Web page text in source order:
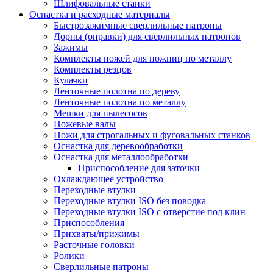
Шлифовальные станки
Оснастка и расходные материалы
Быстрозажимные сверлильные патроны
Дорны (оправки) для сверлильных патронов
Зажимы
Комплекты ножей для ножниц по металлу
Комплекты резцов
Кулачки
Ленточные полотна по дереву
Ленточные полотна по металлу
Мешки для пылесосов
Ножевые валы
Ножи для строгальных и фуговальных станков
Оснастка для деревообработки
Оснастка для металлообработки
Приспособление для заточки
Охлаждающее устройство
Переходные втулки
Переходные втулки ISO без поводка
Переходные втулки ISO с отверстие под клин
Приспособления
Прихваты/прижимы
Расточные головки
Ролики
Сверлильные патроны